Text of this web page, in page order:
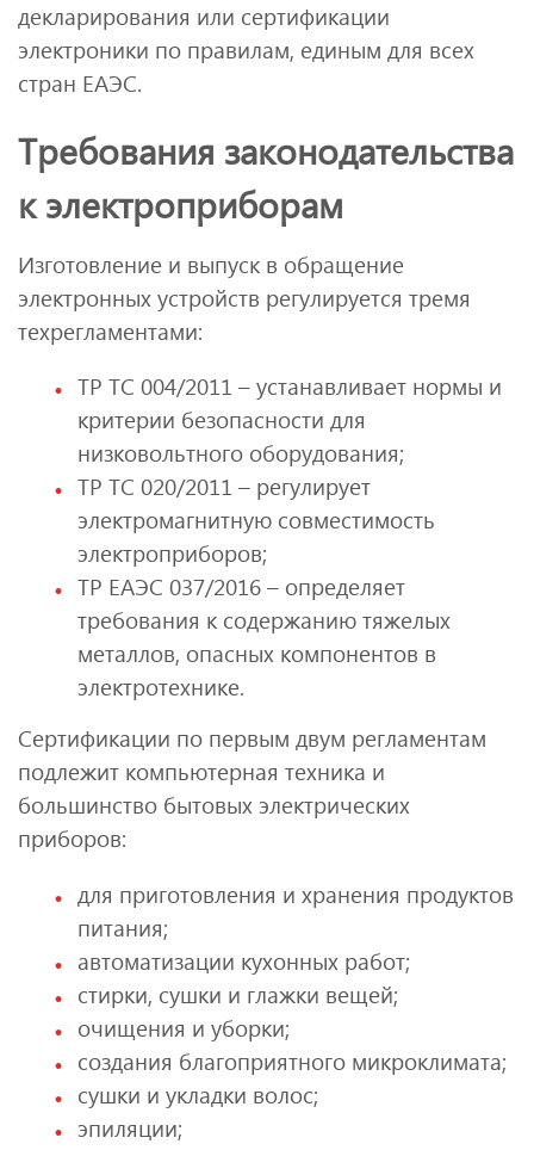
декларирования или сертификации
электроники по правилам, единым для всех
стран ЕАЭС.
Требования законодательства
к электроприборам
Изготовление и выпуск в обращение
электронных устройств регулируется тремя
техрегламентами:
ТР ТС 004/2011 – устанавливает нормы и
критерии безопасности для
низковольтного оборудования;
ТР ТС 020/2011 – регулирует
электромагнитную совместимость
электроприборов;
ТР ЕАЭС 037/2016 – определяет
требования к содержанию тяжелых
металлов, опасных компонентов в
электротехнике.
Сертификации по первым двум регламентам
подлежит компьютерная техника и
большинство бытовых электрических
приборов:
для приготовления и хранения продуктов
питания;
автоматизации кухонных работ;
стирки, сушки и глажки вещей;
очищения и уборки;
создания благоприятного микроклимата;
сушки и укладки волос;
эпиляции;